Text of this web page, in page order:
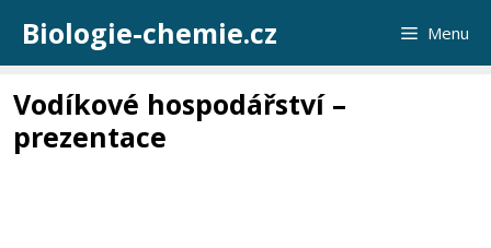
obsah
Biologie-chemie.cz Menu
Vodíkové hospodářství –
prezentace